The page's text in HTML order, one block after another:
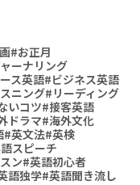
#お正月
ーナリング
ス英語#ビジネス英語
ニング#リーディング
いコツ#接客英語
ドラマ#海外文化
#英文法#英検
スピーチ
ン#英語初心者
語独学#英語聞き流し